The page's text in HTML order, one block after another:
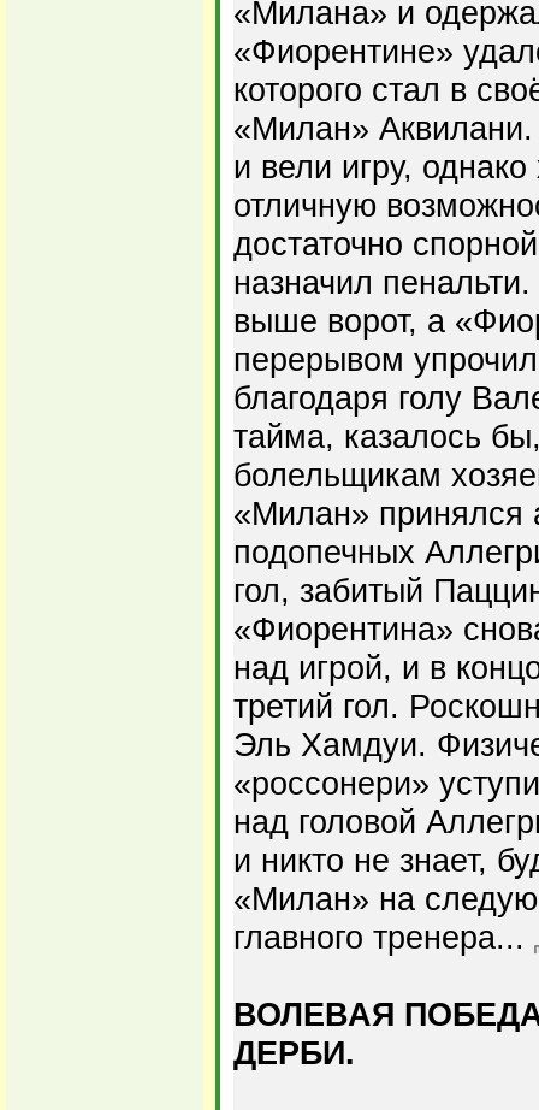
«Милана» и
«Фиорентине»
которого стал в
«Милан»
и вели игру,
отличную
достаточно
назначил
выше ворот, а
перерывом
благодаря голу
тайма, казалось
болельщикам
«Милан» принялся
подопечных
гол, забитый
«Фиорентина»
над игрой, и в
третий гол.
Эль Хамдуи.
«россонери»
над головой
и никто не знает,
«Милан» на
главного тренера...
ВОЛЕВАЯ
ДЕРБИ.